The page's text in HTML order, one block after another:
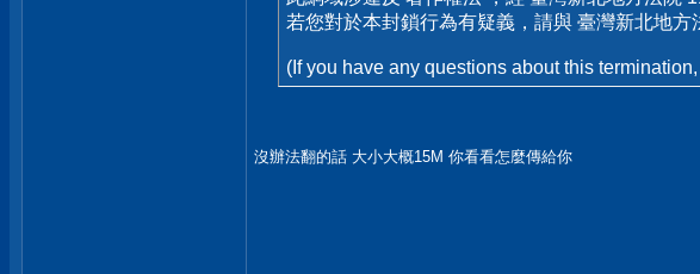
若您對於本封鎖行為有疑義，請與 臺灣新北地方
(If you have any questions about this
沒辦法翻的話 大小大概15M 你看看怎麼傳給你